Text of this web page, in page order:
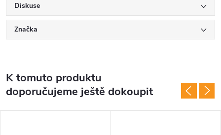
Diskuse
Značka
K tomuto produktu
doporučujeme ještě dokoupit